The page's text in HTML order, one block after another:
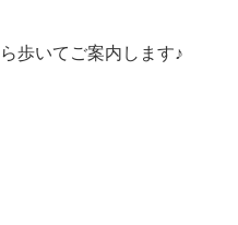
歩いてご案内します♪